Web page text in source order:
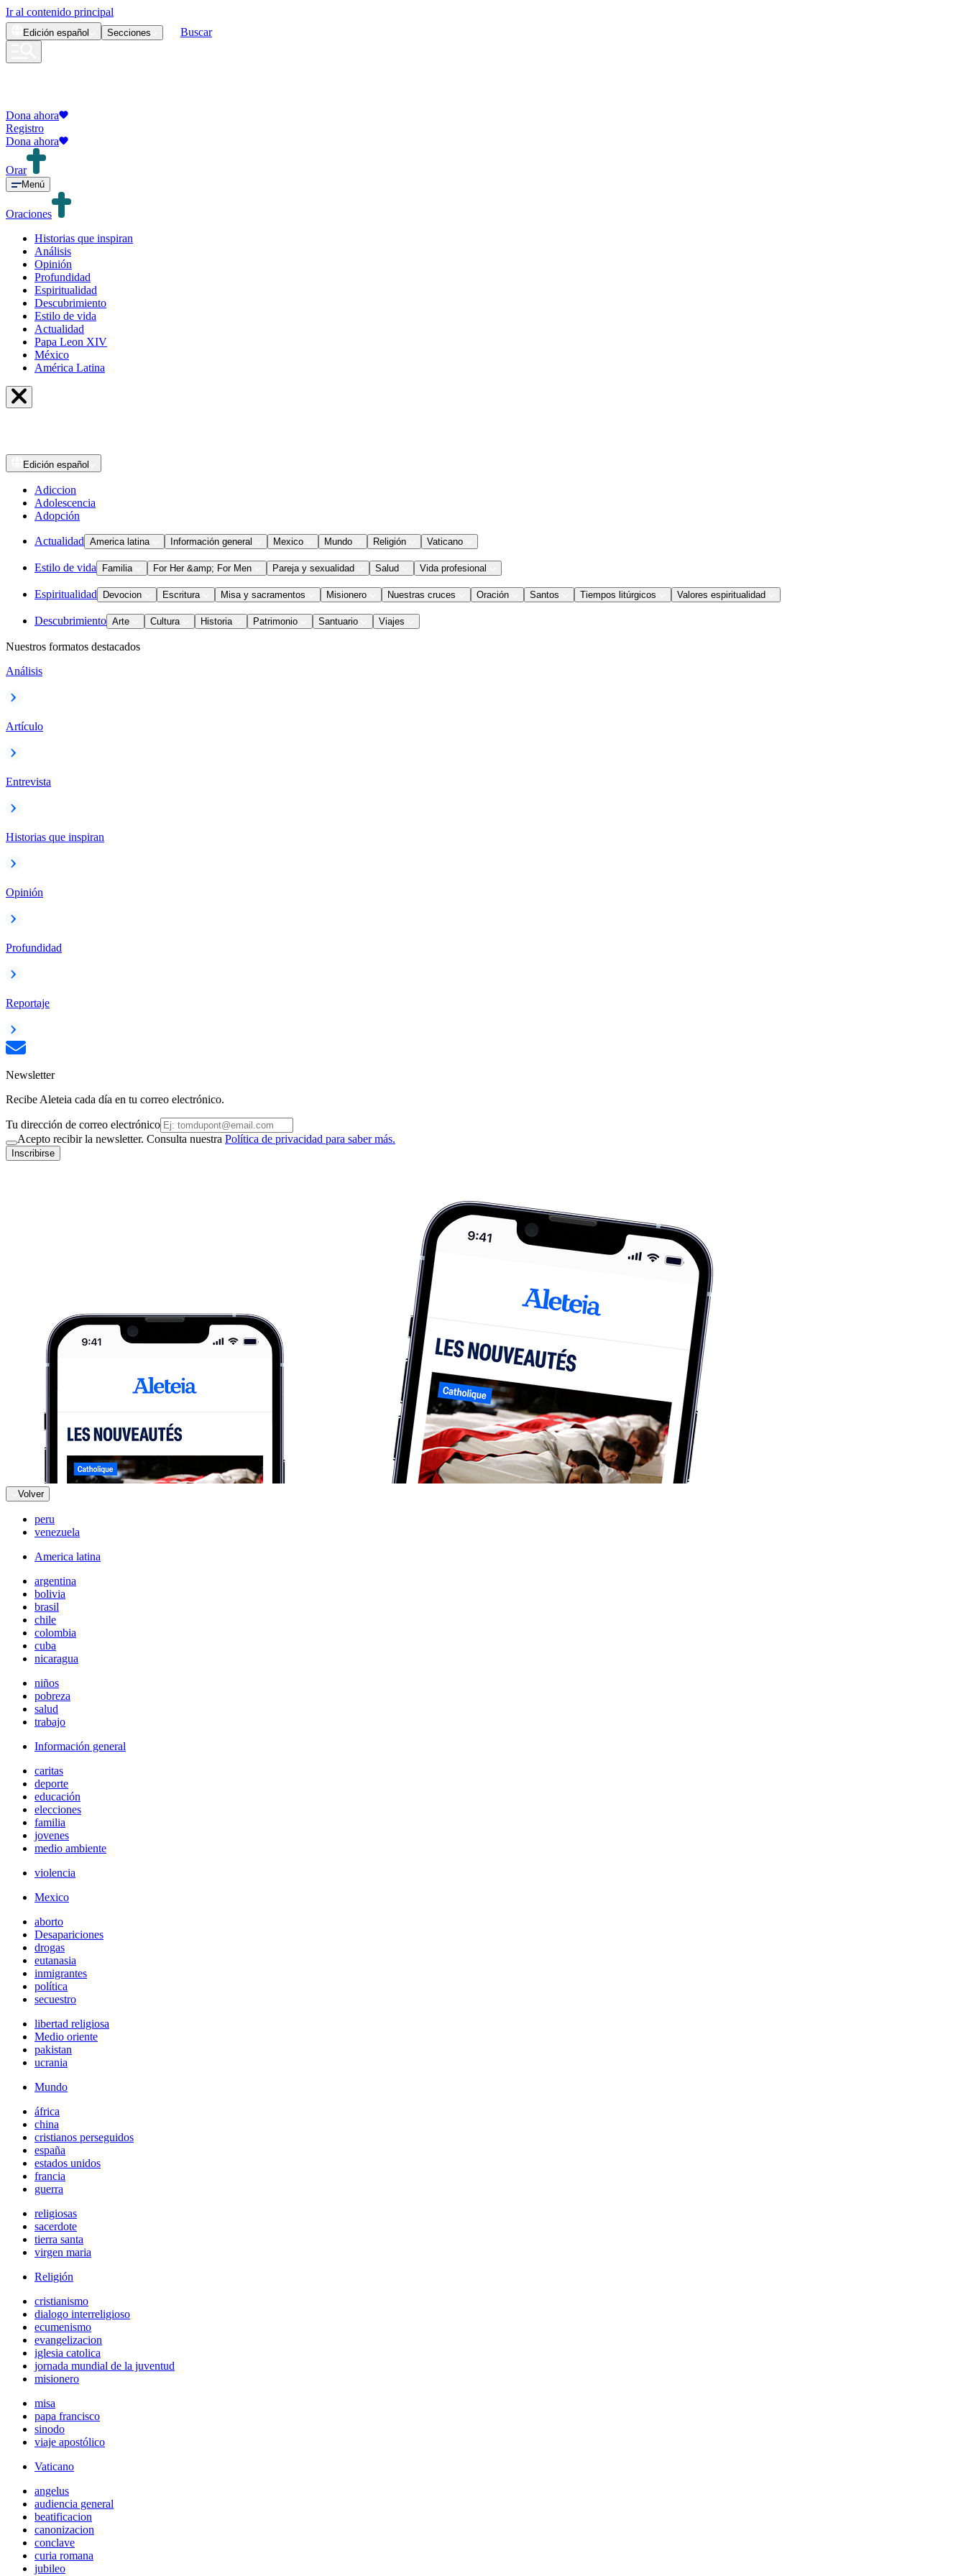
Ir al contenido principal
Edición español Secciones Buscar
Dona ahora
Registro
Dona ahora
Orar
Menú
Oraciones
Historias que inspiran
Análisis
Opinión
Profundidad
Espiritualidad
Descubrimiento
Estilo de vida
Actualidad
Papa Leon XIV
México
América Latina
Edición español
Adiccion
Adolescencia
Adopción
Actualidad America latina Información general Mexico Mundo Religión Vaticano
Estilo de vida Familia For Her &amp; For Men Pareja y sexualidad Salud Vida profesional
Espiritualidad Devocion Escritura Misa y sacramentos Misionero Nuestras cruces Oración Santos Tiempos litúrgicos Valores espiritualidad
Descubrimiento Arte Cultura Historia Patrimonio Santuario Viajes
Nuestros formatos destacados
Análisis
Artículo
Entrevista
Historias que inspiran
Opinión
Profundidad
Reportaje
Newsletter
Recibe Aleteia cada día en tu correo electrónico.
Tu dirección de correo electrónico
Acepto recibir la newsletter. Consulta nuestra Política de privacidad para saber más.
Inscribirse
Volver
peru
venezuela
America latina
argentina
bolivia
brasil
chile
colombia
cuba
nicaragua
niños
pobreza
salud
trabajo
Información general
caritas
deporte
educación
elecciones
familia
jovenes
medio ambiente
violencia
Mexico
aborto
Desapariciones
drogas
eutanasia
inmigrantes
política
secuestro
libertad religiosa
Medio oriente
pakistan
ucrania
Mundo
áfrica
china
cristianos perseguidos
españa
estados unidos
francia
guerra
religiosas
sacerdote
tierra santa
virgen maria
Religión
cristianismo
dialogo interreligioso
ecumenismo
evangelizacion
iglesia catolica
jornada mundial de la juventud
misionero
misa
papa francisco
sinodo
viaje apostólico
Vaticano
angelus
audiencia general
beatificacion
canonizacion
conclave
curia romana
jubileo